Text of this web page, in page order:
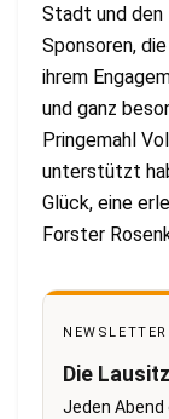
Stadt und den
Sponsoren,
ihrem
und ganz
Pringemahl
unterstützt
Glück, eine
Forster
NEWSLETTER
Die
Jeden Abend